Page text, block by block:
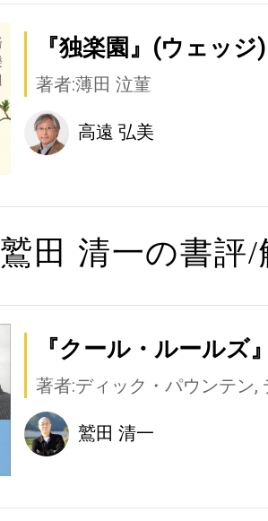
『独楽園』(ウェッジ)
著者:薄田 泣菫
高遠 弘美
鷲田 清一の書評
『クール・ルールズ
著者:ディック・パウンテン,
鷲田 清一